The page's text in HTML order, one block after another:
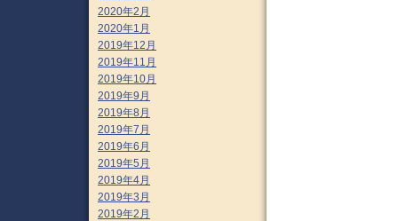
2020年2月
2020年1月
2019年12月
2019年11月
2019年10月
2019年9月
2019年8月
2019年7月
2019年6月
2019年5月
2019年4月
2019年3月
2019年2月